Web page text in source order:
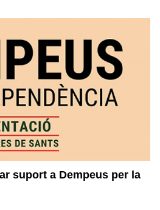
suport a Dempeus per la